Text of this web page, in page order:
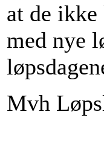
at de
med nye
Mvh